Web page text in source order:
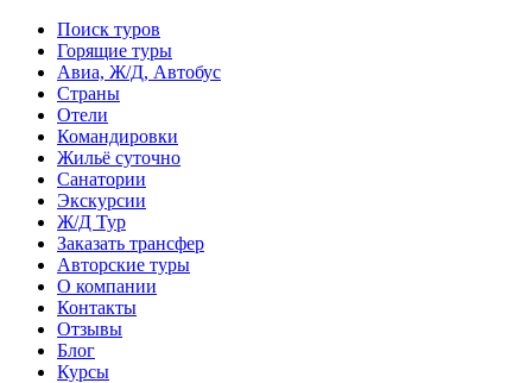
Поиск туров
Горящие туры
Авиа, Ж/Д, Автобус
Страны
Отели
Командировки
Жильё суточно
Санатории
Экскурсии
Ж/Д Тур
Заказать трансфер
Авторские туры
О компании
Контакты
Отзывы
Блог
Курсы